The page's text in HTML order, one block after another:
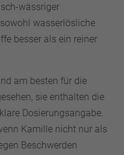
wässriger
wasserlösliche
besser als ein reiner
am besten für die
sie enthalten die
Dosierungsangabe.
Kamille nicht nur als
Beschwerden